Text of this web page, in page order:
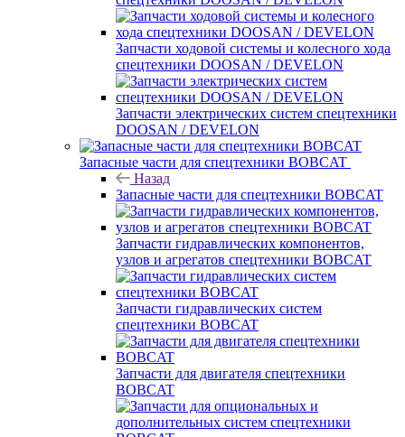
Запчасти ходовой системы и колесного хода
спецтехники DOOSAN / DEVELON
Запчасти электрических систем спецтехники
DOOSAN / DEVELON
Запасные части для спецтехники BOBCAT
Назад
Запасные части для спецтехники BOBCAT
Запчасти гидравлических компонентов,
узлов и агрегатов спецтехники BOBCAT
Запчасти гидравлических систем
спецтехники BOBCAT
Запчасти для двигателя спецтехники
BOBCAT